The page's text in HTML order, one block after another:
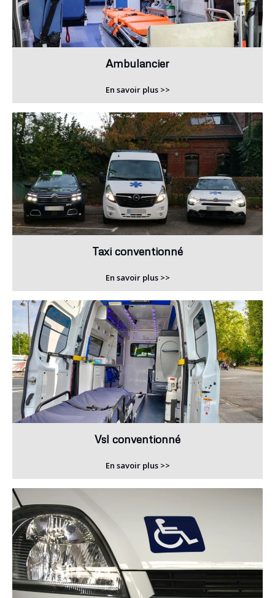
Ambulancier
En savoir plus >>
Taxi conventionné
En savoir plus >>
Vsl conventionné
En savoir plus >>